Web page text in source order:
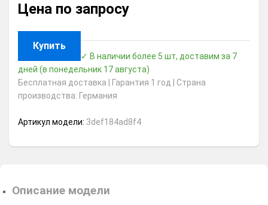
Цена по запросу
Купить
✓ В наличии более 5 шт, доставим за 7
дней (в понедельник 17 августа)
Бесплатная доставка | Гарантия 1 год | Страна
производства: Германия
Артикул модели: 3def184ad8f4
Описание модели